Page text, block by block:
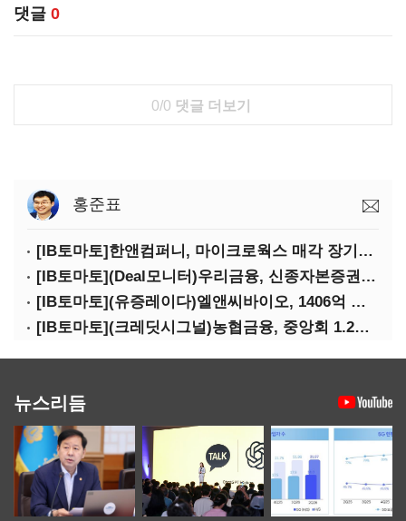
댓글 0
0/0 댓글 더보기
홍준표
[IB토마토]한앤컴퍼니, 마이크로웍스 매각 장기화 대비…배당 회수판 깔았다
[IB토마토](Deal모니터)우리금융, 신종자본증권 발행했지만 차환금리 '부담'
[IB토마토](유증레이다)엘앤씨바이오, 1406억 유증…최대주주는 절반만 청약
[IB토마토](크레딧시그널)농협금융, 중앙회 1.2조 지원받아 생산적금융 확대
뉴스리듬